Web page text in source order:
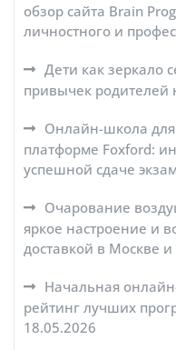
обзор сайта Brain
личностного и
Дети как зеркало
привычек родителей
Онлайн-школа для
платформе Foxford:
успешной сдаче
Очарование
яркое настроение и
доставкой в Москве
Начальная
рейтинг лучших
18.05.2026